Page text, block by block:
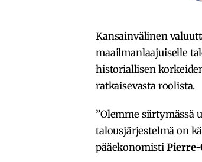
Kansainvälinen
maailmanlaajuiselle
historiallisen
ratkaisevasta roolista.
”Olemme siirtymässä
talousjärjestelmä on
pääekonomisti Pierre-